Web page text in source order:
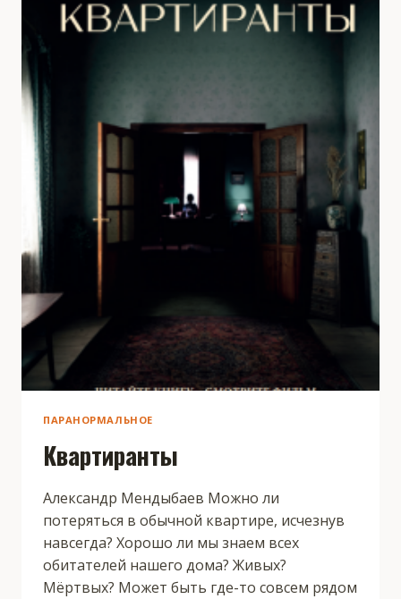
ПАРАНОРМАЛЬНОЕ
Квартиранты
Александр Мендыбаев Можно ли
потеряться в обычной квартире, исчезнув
навсегда? Хорошо ли мы знаем всех
обитателей нашего дома? Живых?
Мёртвых? Может быть где-то совсем рядом